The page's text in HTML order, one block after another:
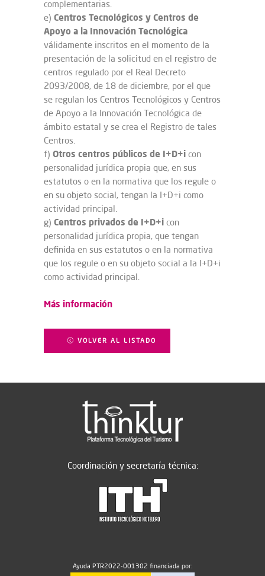
complementarias.
e) Centros Tecnológicos y Centros de
Apoyo a la Innovación Tecnológica
válidamente inscritos en el momento de la
presentación de la solicitud en el registro de
centros regulado por el Real Decreto
2093/2008, de 18 de diciembre, por el que
se regulan los Centros Tecnológicos y Centros
de Apoyo a la Innovación Tecnológica de
ámbito estatal y se crea el Registro de tales
Centros.
f) Otros centros públicos de I+D+i con
personalidad jurídica propia que, en sus
estatutos o en la normativa que los regule o
en su objeto social, tengan la I+D+i como
actividad principal.
g) Centros privados de I+D+i con
personalidad jurídica propia, que tengan
definida en sus estatutos o en la normativa
que los regule o en su objeto social a la I+D+i
como actividad principal.
Más información
VOLVER AL LISTADO
Coordinación y secretaría técnica:
Ayuda PTR2022-001302 financiada por: